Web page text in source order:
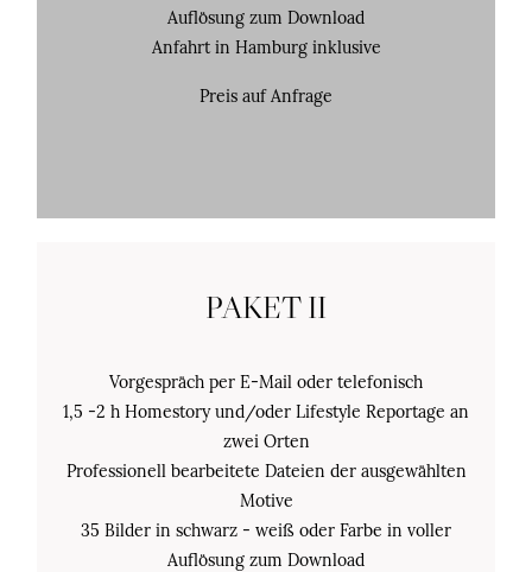
Auflösung zum Download
Anfahrt in Hamburg inklusive
Preis auf Anfrage
PAKET II
Vorgespräch per E-Mail oder telefonisch
1,5 -2 h Homestory und/oder Lifestyle Reportage an
zwei Orten
Professionell bearbeitete Dateien der ausgewählten
Motive
35 Bilder in schwarz - weiß oder Farbe in voller
Auflösung zum Download